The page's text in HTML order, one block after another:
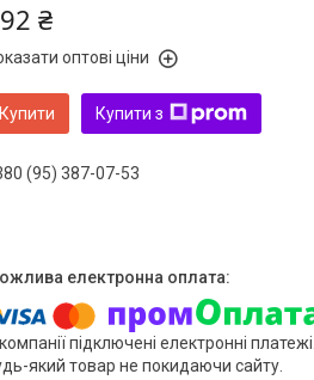
₴
оптові ціни
Купити Купити з
(95) 387-07-53
підключені електронні
який товар не покидаючи сайту.